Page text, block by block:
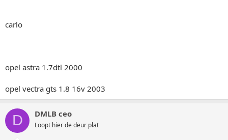
carlo
opel astra 1.7dtl 2000
opel vectra gts 1.8 16v 2003
D DMLB ceo
Loopt hier de deur plat